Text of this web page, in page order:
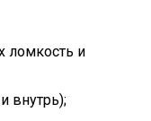
ломкость и
внутрь);